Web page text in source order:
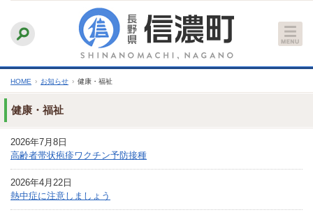
文
へ
ふりがなをつける
文字サイズ
縮小 標準 拡大
HOME › お知らせ › 健康・福祉
健康・福祉
2026年7月8日
高齢者帯状疱疹ワクチン予防接種
2026年4月22日
熱中症に注意しましょう